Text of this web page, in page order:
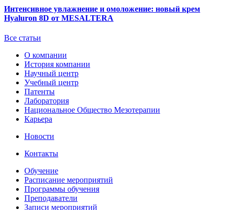
Интенсивное увлажнение и омоложение: новый крем
Hyaluron 8D от MESALTERA
Все статьи
О компании
История компании
Научный центр
Учебный центр
Патенты
Лаборатория
Национальное Общество Мезотерапии
Карьера
Новости
Контакты
Обучение
Расписание мероприятий
Программы обучения
Преподаватели
Записи мероприятий